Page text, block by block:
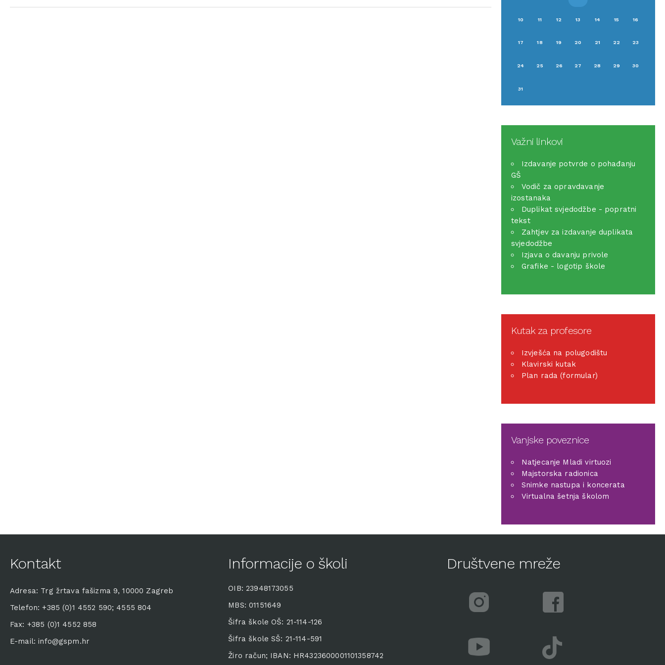
10 11 12 13 14 15 16
17 18 19 20 21 22 23
24 25 26 27 28 29 30
31
Važni linkovi
Izdavanje potvrde o pohađanju
GŠ
Vodič za opravdavanje
izostanaka
Duplikat svjedodžbe - popratni
tekst
Zahtjev za izdavanje duplikata
svjedodžbe
Izjava o davanju privole
Grafike - logotip škole
Kutak za profesore
Izvješća na polugodištu
Klavirski kutak
Plan rada (formular)
Vanjske poveznice
Natjecanje Mladi virtuozi
Majstorska radionica
Snimke nastupa i koncerata
Virtualna šetnja školom
Kontakt
Adresa: Trg žrtava fašizma 9, 10000 Zagreb
Telefon: +385 (0)1 4552 590; 4555 804
Fax: +385 (0)1 4552 858
E-mail: info@gspm.hr
Informacije o školi
OIB: 23948173055
MBS: 01151649
Šifra škole OŠ: 21-114-126
Šifra škole SŠ: 21-114-591
Žiro račun; IBAN: HR4323600001101358742
Društvene mreže